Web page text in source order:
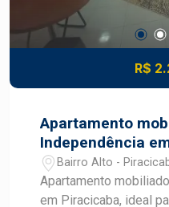
R$
Apartamento
Independência
Bairro Alto -
Apartamento
em Piracicaba, ideal